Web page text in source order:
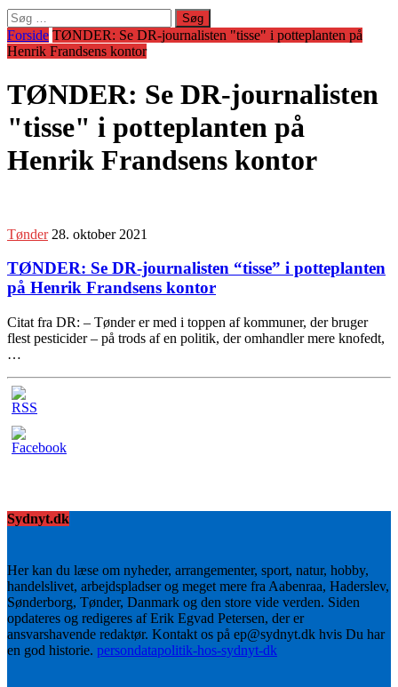
Søg
efter:
Forside TØNDER: Se DR-journalisten "tisse" i potteplanten på
Henrik Frandsens kontor
TØNDER: Se DR-journalisten
"tisse" i potteplanten på
Henrik Frandsens kontor
Tønder 28. oktober 2021
TØNDER: Se DR-journalisten “tisse” i potteplanten
på Henrik Frandsens kontor
Citat fra DR: – Tønder er med i toppen af kommuner, der bruger
flest pesticider – på trods af en politik, der omhandler mere knofedt,
…
Sydnyt.dk
Her kan du læse om nyheder, arrangementer, sport, natur, hobby,
handelslivet, arbejdspladser og meget mere fra Aabenraa, Haderslev,
Sønderborg, Tønder, Danmark og den store vide verden. Siden
opdateres og redigeres af Erik Egvad Petersen, der er
ansvarshavende redaktør. Kontakt os på ep@sydnyt.dk hvis Du har
en god historie. persondatapolitik-hos-sydnyt-dk